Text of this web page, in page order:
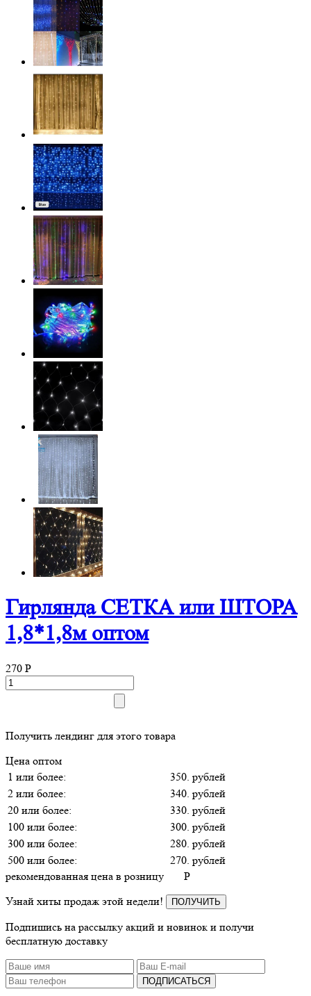
Гирлянда СЕТКА или ШТОРА
1,8*1,8м оптом
270 P
Получить лендинг для этого товара
Цена оптом
1 или более:
350. рублей
2 или более:
340. рублей
20 или более:
330. рублей
100 или более:
300. рублей
300 или более:
280. рублей
500 или более:
270. рублей
рекомендованная цена в розницу
P
Узнай хиты продаж этой недели!
ПОЛУЧИТЬ
Подпишись на рассылку акций и новинок и получи
бесплатную доставку
ПОДПИСАТЬСЯ